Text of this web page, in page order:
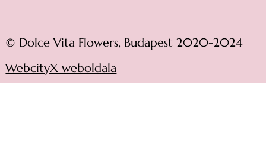
© Dolce Vita Flowers, Budapest 2020-2024
WebcityX weboldala